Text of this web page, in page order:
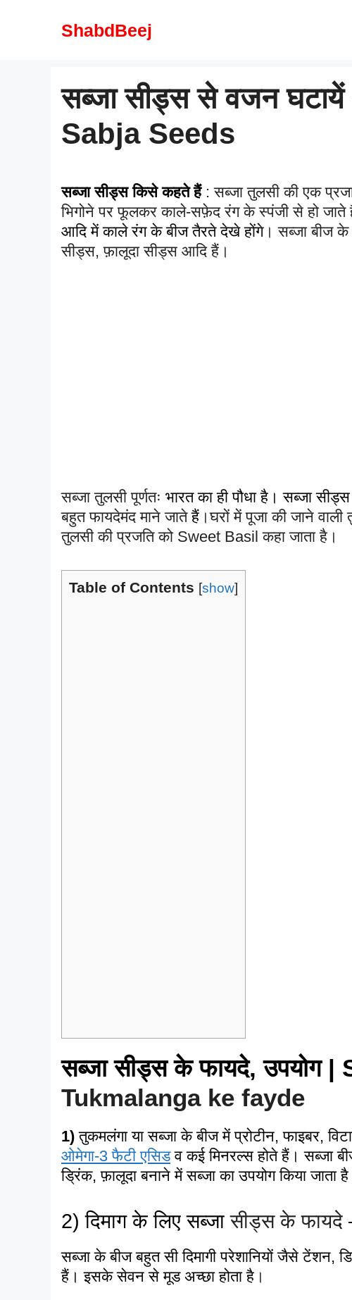
ShabdBeej
सब्जा सीड्स से वजन
Sabja Seeds
सब्जा सीड्स किसे कहते हैं: सब्जा तुलसी की एक
भिगोने पर फूलकर काले-सफ़ेद रंग के स्पंजी से हो जाते
आदि में काले रंग के बीज तैरते देखे होंगे। सब्जा बीज के
सीड्स, फ़ालूदा सीड्स आदि हैं।
सब्जा तुलसी पूर्णतः भारत का ही पौधा है। सब्जा
बहुत फायदेमंद माने जातेहैं ।घरों में पूजा की जाने
तुलसी की प्रजति को Sweet Basil कहा जाता है।
Table of Contents [show]
सब्जा सीड्स के फायदे, उपयोग
Tukmalanga ke fayde
1) तुकमलंगा या सब्जा के बीज में प्रोटीन, फाइबर,
ओमेगा-3 फैटी एसिडव कई मिनरल्स होते हैं। सब्जा
ड्रिंक, फ़ालूदा बनाने में सब्जा का उपयोग किया जाता है
2) दिमाग के लिए सब्जा सीड्स के फायदे
सब्जा के बीज बहुत सी दिमागी परेशानियों जैसे टेंशन,
हैं। इसके सेवन से मूड अच्छा होता है ।